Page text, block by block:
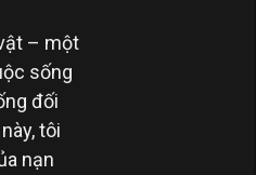
– một
sống
đối
tôi
nạn